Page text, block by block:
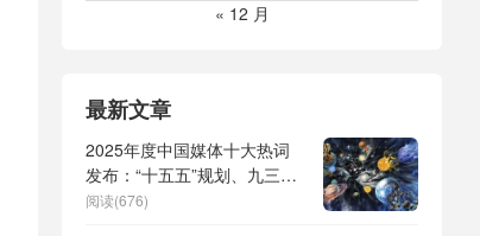
« 12 月
最新文章
2025年度中国媒体十大热词
发布：“十五五”规划、九三阅
兵、全球治理倡议、
阅读(676)